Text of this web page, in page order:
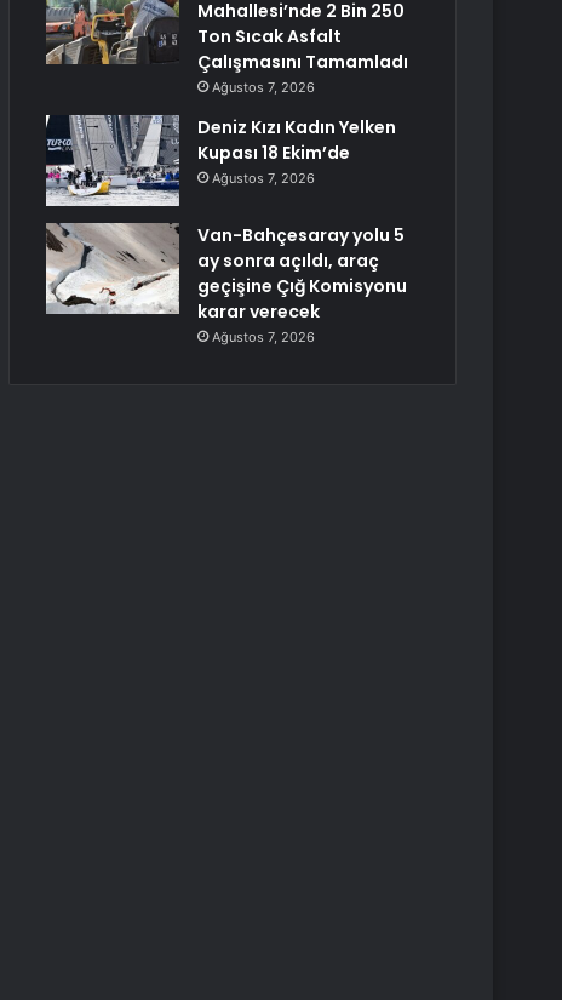
Mahallesi’nde 2 Bin 250
Ton Sıcak Asfalt
Çalışmasını Tamamladı
Ağustos 7, 2026
Deniz Kızı Kadın Yelken
Kupası 18 Ekim’de
Ağustos 7, 2026
Van-Bahçesaray yolu 5
ay sonra açıldı, araç
geçişine Çığ Komisyonu
karar verecek
Ağustos 7, 2026